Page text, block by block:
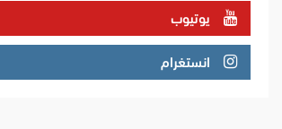
يوتيوب
انستغرام